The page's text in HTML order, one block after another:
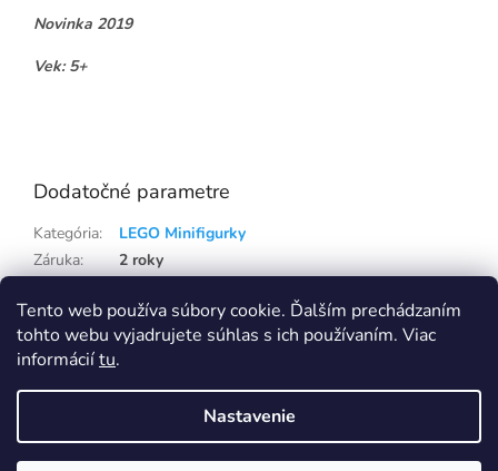
Tento web používa súbory cookie. Ďalším prechádzaním
tohto webu vyjadrujete súhlas s ich používaním. Viac
informáciítu.
Nastavenie
Eshop na samostatné doméně Capi-cap.sk ukončujeme, nákup i pro
Slovensko přesunujeme na doménu Capi-cap.cz
Ceny, dopravy ani nic jiného se pro vás nemění, naopak se rozšíří
Novinka 2019
Vek: 5+
Dodatočné parametre
Kategória:
LEGO Minifigurky
Záruka:
2 roky
EAN
5702016369298
Vytvoril Shoptet